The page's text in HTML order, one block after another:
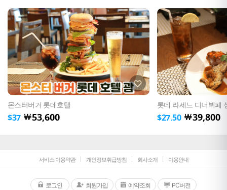
몬스터버거 롯데호텔
$37 ￦53,600
롯데 라세느 디너뷔페
$27.50 ￦39,800
서비스 이용약관 개인정보취급방침 회사소개 이용안내
로그인 회원가입 예약조회 PC버전